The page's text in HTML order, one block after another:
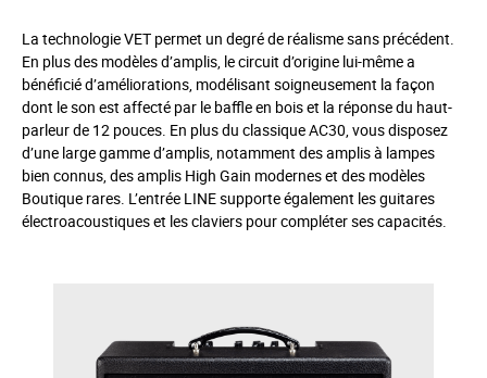
La technologie VET permet un degré de réalisme sans précédent.
En plus des modèles d’amplis, le circuit d’origine lui-même a
bénéficié d’améliorations, modélisant soigneusement la façon
dont le son est affecté par le baffle en bois et la réponse du haut-
parleur de 12 pouces. En plus du classique AC30, vous disposez
d’une large gamme d’amplis, notamment des amplis à lampes
bien connus, des amplis High Gain modernes et des modèles
Boutique rares. L’entrée LINE supporte également les guitares
électroacoustiques et les claviers pour compléter ses capacités.